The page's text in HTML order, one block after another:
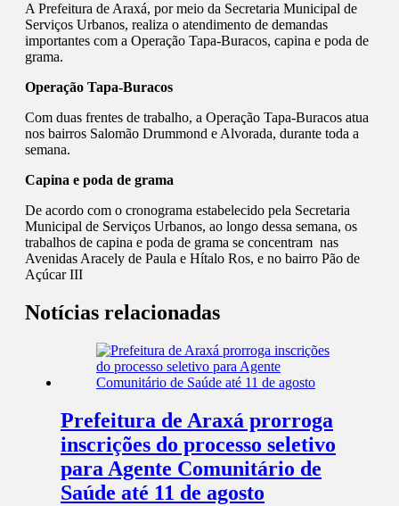
A Prefeitura de Araxá, por meio da Secretaria Municipal de
Serviços Urbanos, realiza o atendimento de demandas
importantes com a Operação Tapa-Buracos, capina e poda de
grama.
Operação Tapa-Buracos
Com duas frentes de trabalho, a Operação Tapa-Buracos atua
nos bairros Salomão Drummond e Alvorada, durante toda a
semana.
Capina e poda de grama
De acordo com o cronograma estabelecido pela Secretaria
Municipal de Serviços Urbanos, ao longo dessa semana, os
trabalhos de capina e poda de grama se concentram nas
Avenidas Aracely de Paula e Hítalo Ros, e no bairro Pão de
Açúcar III
Notícias relacionadas
Prefeitura de Araxá prorroga
inscrições do processo seletivo
para Agente Comunitário de
Saúde até 11 de agosto